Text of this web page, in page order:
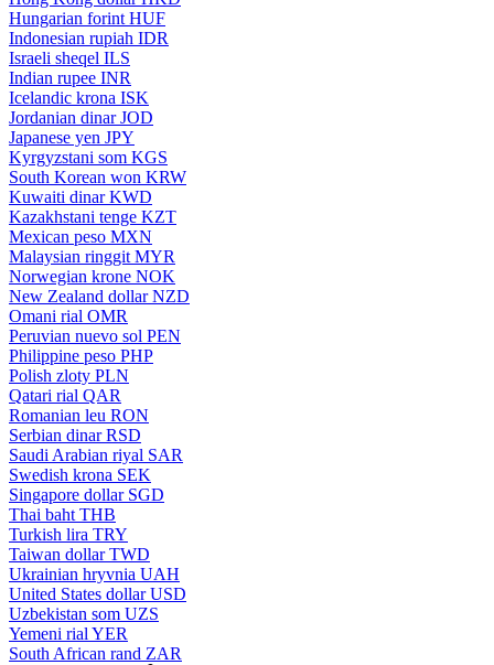
Hungarian forint HUF
Indonesian rupiah IDR
Israeli sheqel ILS
Indian rupee INR
Icelandic krona ISK
Jordanian dinar JOD
Japanese yen JPY
Kyrgyzstani som KGS
South Korean won KRW
Kuwaiti dinar KWD
Kazakhstani tenge KZT
Mexican peso MXN
Malaysian ringgit MYR
Norwegian krone NOK
New Zealand dollar NZD
Omani rial OMR
Peruvian nuevo sol PEN
Philippine peso PHP
Polish zloty PLN
Qatari rial QAR
Romanian leu RON
Serbian dinar RSD
Saudi Arabian riyal SAR
Swedish krona SEK
Singapore dollar SGD
Thai baht THB
Turkish lira TRY
Taiwan dollar TWD
Ukrainian hryvnia UAH
United States dollar USD
Uzbekistan som UZS
Yemeni rial YER
South African rand ZAR